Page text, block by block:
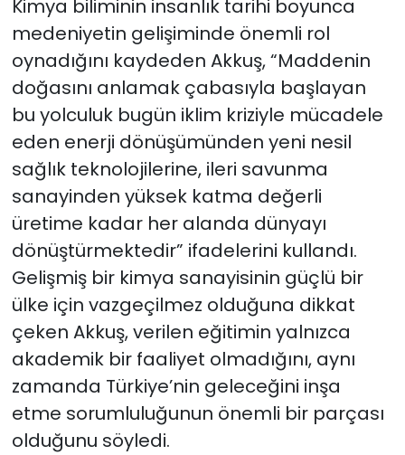
Kimya biliminin insanlık tarihi boyunca
medeniyetin gelişiminde önemli rol
oynadığını kaydeden Akkuş, “Maddenin
doğasını anlamak çabasıyla başlayan
bu yolculuk bugün iklim kriziyle mücadele
eden enerji dönüşümünden yeni nesil
sağlık teknolojilerine, ileri savunma
sanayinden yüksek katma değerli
üretime kadar her alanda dünyayı
dönüştürmektedir” ifadelerini kullandı.
Gelişmiş bir kimya sanayisinin güçlü bir
ülke için vazgeçilmez olduğuna dikkat
çeken Akkuş, verilen eğitimin yalnızca
akademik bir faaliyet olmadığını, aynı
zamanda Türkiye’nin geleceğini inşa
etme sorumluluğunun önemli bir parçası
olduğunu söyledi.